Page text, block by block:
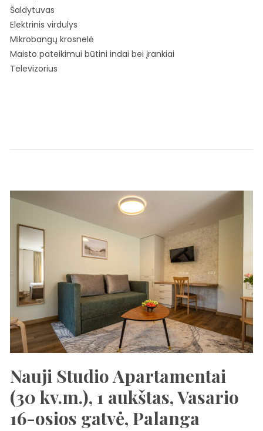
Šaldytuvas
Elektrinis virdulys
Mikrobangų krosnelė
Maisto pateikimui būtini indai bei įrankiai
Televizorius
Nauji Studio Apartamentai
(30 kv.m.), 1 aukštas, Vasario
16-osios gatvė, Palanga